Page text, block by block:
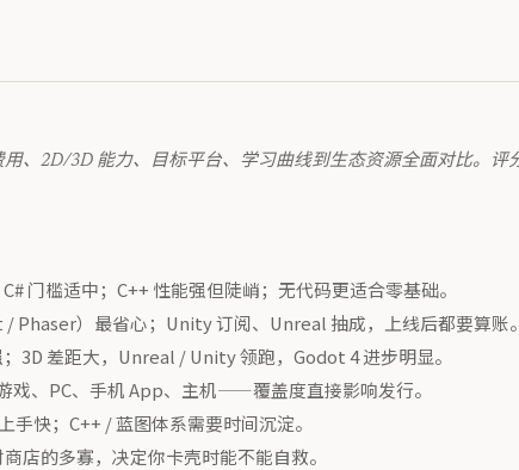
、2D/3D 能力、目标平台、学习曲线到生态资源全面对比。评
门槛适中；C++ 性能强但陡峭；无代码更适合零基础。
/ Phaser）最省心；Unity 订阅、Unreal 抽成，上线后都要算账。
3D 差距大，Unreal / Unity 领跑，Godot 4 进步明显。
戏、PC、手机 App、主机——覆盖度直接影响发行。
手快；C++ / 蓝图体系需要时间沉淀。
店的多寡，决定你卡壳时能不能自救。